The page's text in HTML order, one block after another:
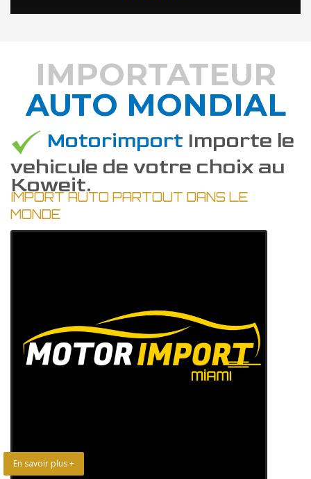
DÉCOUVREZ COMMENT
IMPORTATEUR
AUTO MONDIAL
Motorimport Importe le
vehicule de votre choix au
Koweit.
IMPORT AUTO PARTOUT DANS LE
MONDE
En savoir plus +